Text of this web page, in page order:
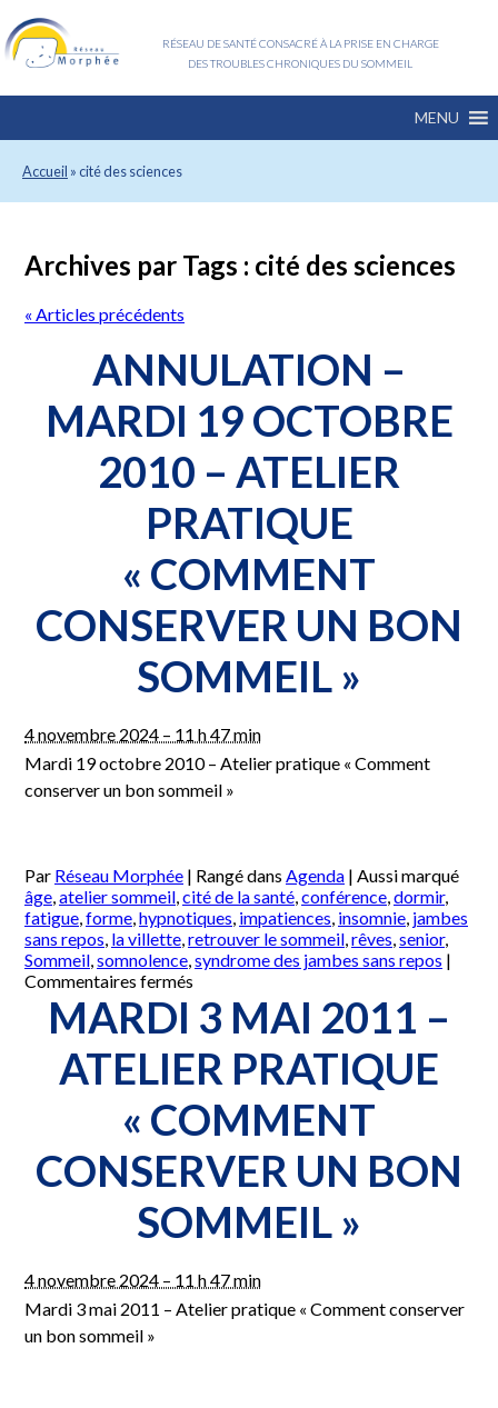
RÉSEAU DE SANTÉ CONSACRÉ À LA PRISE EN CHARGE
DES TROUBLES CHRONIQUES DU SOMMEIL
MENU
Accueil »cité des sciences
Archives par Tags : cité des sciences
« Articles précédents
ANNULATION –
MARDI 19 OCTOBRE
2010 – ATELIER
PRATIQUE
« COMMENT
CONSERVER UN BON
SOMMEIL »
4 novembre 2024 – 11 h 47 min
Mardi 19 octobre 2010 – Atelier pratique « Comment
conserver un bon sommeil »
Par Réseau Morphée | Rangé dans Agenda | Aussi marqué
âge,atelier sommeil,cité de la santé,conférence,dormir,
fatigue,forme,hypnotiques, impatiences, insomnie, jambes
sans repos, la villette,retrouver le sommeil,rêves,senior,
Sommeil,somnolence,syndrome des jambes sans repos |
Commentaires fermés
ANNULATION
–
19
octobre
2010
–
pratique
« Comment
conserver
un
sommeil »
MARDI 3 MAI 2011 –
ATELIER PRATIQUE
« COMMENT
CONSERVER UN BON
SOMMEIL »
4 novembre 2024 – 11 h 47 min
Mardi 3 mai 2011 – Atelier pratique « Comment conserver
un bon sommeil »